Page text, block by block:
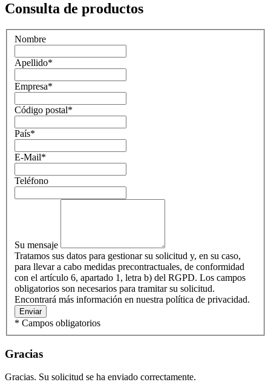
Consulta de productos
Nombre
Apellido*
Empresa*
Código postal*
País*
E-Mail*
Teléfono
Su mensaje
Tratamos sus datos para gestionar su solicitud y, en su caso,
para llevar a cabo medidas precontractuales, de conformidad
con el artículo 6, apartado 1, letra b) del RGPD. Los campos
obligatorios son necesarios para tramitar su solicitud.
Encontrará más información en nuestra política de privacidad.
Enviar
* Campos obligatorios
Gracias
Gracias. Su solicitud se ha enviado correctamente.